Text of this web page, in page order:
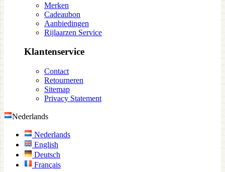
Merken
Cadeaubon
Aanbiedingen
Rijlaarzen Service
Klantenservice
Contact
Retourneren
Sitemap
Privacy Statement
Nederlands
Nederlands
English
Deutsch
Français